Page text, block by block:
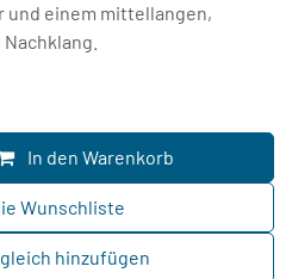
einem mittellangen,
In den Warenkorb
hinzufügen
Wunschliste